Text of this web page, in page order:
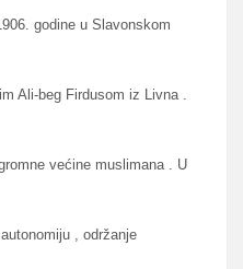
godine u Slavonskom
Ali-beg Firdusom iz Livna .
većine muslimana . U
, održanje